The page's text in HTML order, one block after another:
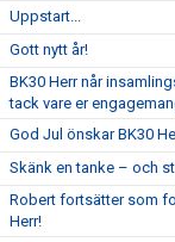
Uppstart...
Gott nytt år!
BK30 Herr når
tack vare er
God Jul önskar BK30
Skänk en tanke – och
Robert fortsätter som
Herr!